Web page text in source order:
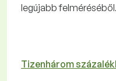
legújabb felméréséből.
Tizenhárom